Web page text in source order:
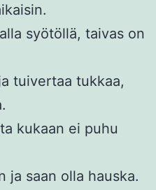
syötöllä, taivas on
tuivertaa tukkaa,
kukaan ei puhu
ja saan olla hauska.